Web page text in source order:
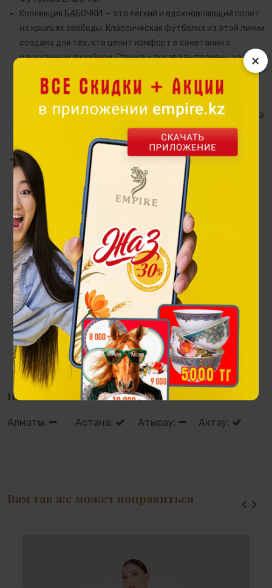
×
Коллекция БАБОЧКИ — это легкий и вдохновляющий полет
на крыльях свободы. Классическая футболка из этой линии
создана для тех, кто ценит комфорт в сочетании с
изысканным дизайном. Спинка и рукава выполнены из
лайкры, которая дарит ткани гладкость, дышащую
структуру и приятные тактильные ощущения. Передняя
часть изготовлена из итальянской вискозы с шелковистой
фактурой и украшена оригинальным принтом с бабочками,
который придаёт образу выразительность.
Свободный крой обеспечивает комфорт и
универсальность: футболка легко впишется в
повседневный стиль, сочетаясь как с джинсами и
шортами, так и с более элегантными элементами
гардероба.
Коллекция
Бабочки
Материал
Хлопок 92%, эластан 8% / вискоза
100% (премиальные, итальянские
ткани)
Размер
M S L XL
XXL
Размерная сетка
Наличие в магазинах
Алматы: Астана: Атырау: Актау:
Вам так же может понравиться